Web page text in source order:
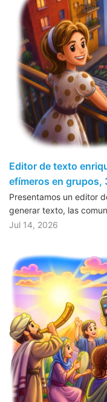
Editor de texto
efímeros en grupos,
Presentamos un editor
generar texto, las
Jul 14, 2026